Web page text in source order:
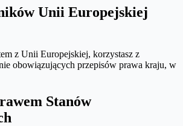
Unii Europejskiej
z Unii Europejskiej, korzystasz z
obowiązujących przepisów prawa kraju, w
Stanów